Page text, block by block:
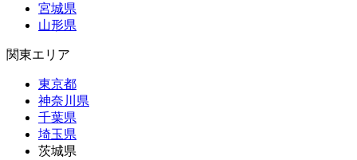
宮城県
山形県
関東エリア
東京都
神奈川県
千葉県
埼玉県
茨城県